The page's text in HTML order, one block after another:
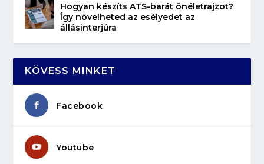
Hogyan készíts ATS-barát önéletrajzot?
Így növelheted az esélyedet az
állásinterjúra
KÖVESS MINKET
Facebook
Youtube